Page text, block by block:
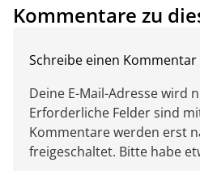
Kommentare zu
Schreibe einen Kommentar
Deine E-Mail-Adresse wird
Erforderliche Felder sind
Kommentare werden erst
freigeschaltet. Bitte habe